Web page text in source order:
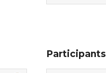
Participants